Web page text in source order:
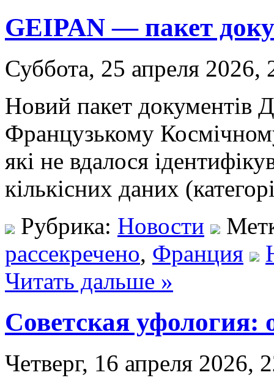
GEIPAN — пакет
Суббота, 25 апреля 2026,
Новий пакет документів
Французькому
які не вдалося
кількісних даних
Рубрика: Новости
рассекречено, Франция
Читать дальше »
Советская уфология:
Четверг, 16 апреля 2026,